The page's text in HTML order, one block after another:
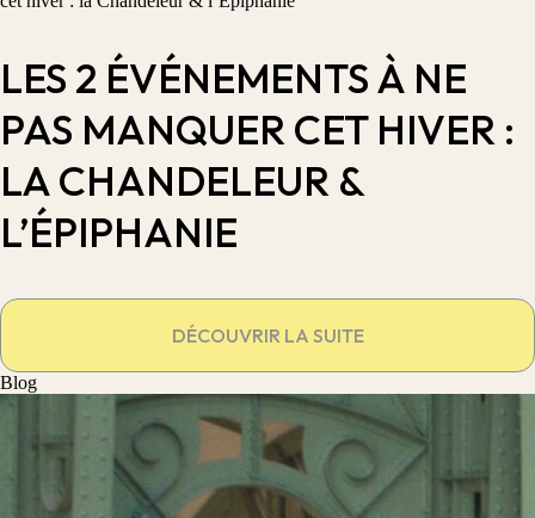
LES 2 ÉVÉNEMENTS À NE
PAS MANQUER CET HIVER :
LA CHANDELEUR &
L’ÉPIPHANIE
DÉCOUVRIR LA SUITE
Blog